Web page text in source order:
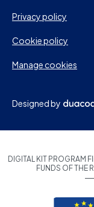
Privacy policy
Cookie policy
Manage cookies
Designed by
DIGITAL KIT PROGRAM
FUNDS OF THE